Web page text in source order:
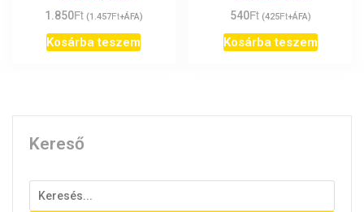
1.850Ft (1.457Ft+ÁFA)
Kosárba teszem
540Ft (425Ft+ÁFA)
Kosárba teszem
Kereső